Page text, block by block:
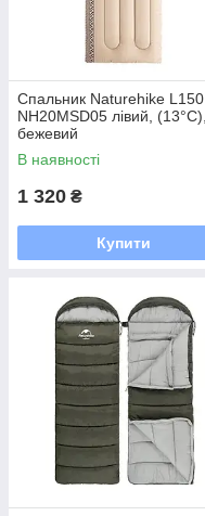
Спальник Naturehike L150
NH20MSD05 лівий, (13°C),
бежевий
В наявності
1 320 ₴
Купити